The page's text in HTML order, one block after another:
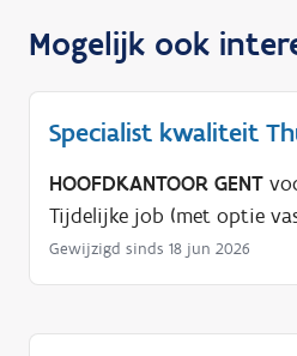
Mogelijk ook
Specialist kwaliteit
HOOFDKANTOOR GENT
Tijdelijke job (met optie
Gewijzigd sinds 18 jun 2026